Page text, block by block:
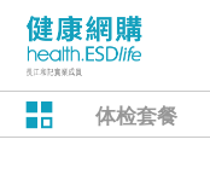
体检套餐